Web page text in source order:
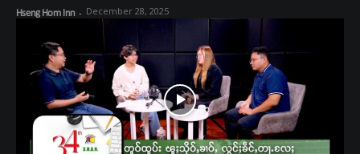
Hseng Hom Inn - December 28, 2025